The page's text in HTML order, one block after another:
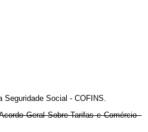
Social - COFINS.
Geral Sobre Tarifas e Comércio -